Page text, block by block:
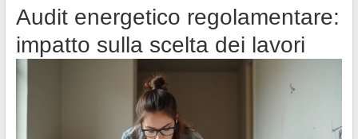
Audit energetico regolamentare:
impatto sulla scelta dei lavori